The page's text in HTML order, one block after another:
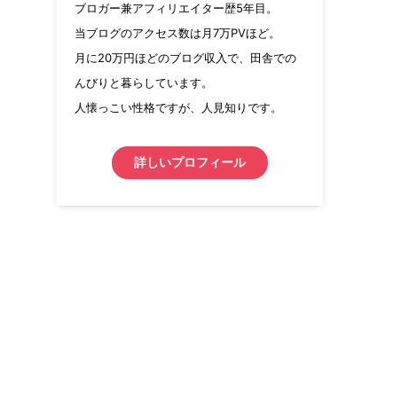
ブロガー兼アフィリエイター歴5年目。
当ブログのアクセス数は月7万PVほど。
月に20万円ほどのブログ収入で、田舎での
んびりと暮らしています。
人懐っこい性格ですが、人見知りです。
詳しいプロフィール